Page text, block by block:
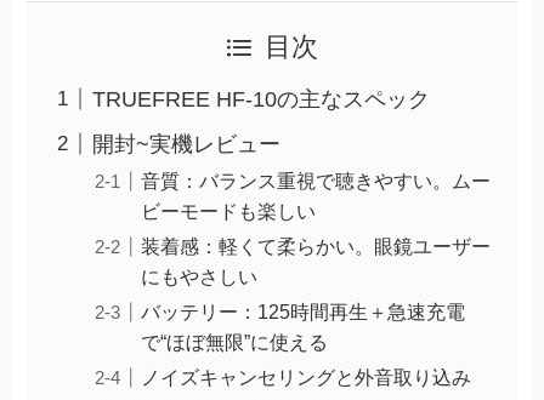
目次
TRUEFREE HF-10の主なスペック
開封~実機レビュー
音質：バランス重視で聴きやすい。ムー
ビーモードも楽しい
装着感：軽くて柔らかい。眼鏡ユーザー
にもやさしい
バッテリー：125時間再生＋急速充電
で“ほぼ無限”に使える
ノイズキャンセリングと外音取り込み